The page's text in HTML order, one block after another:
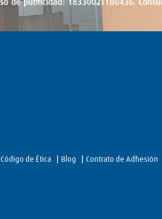
Código de Ética Blog Contrato de Adhesión